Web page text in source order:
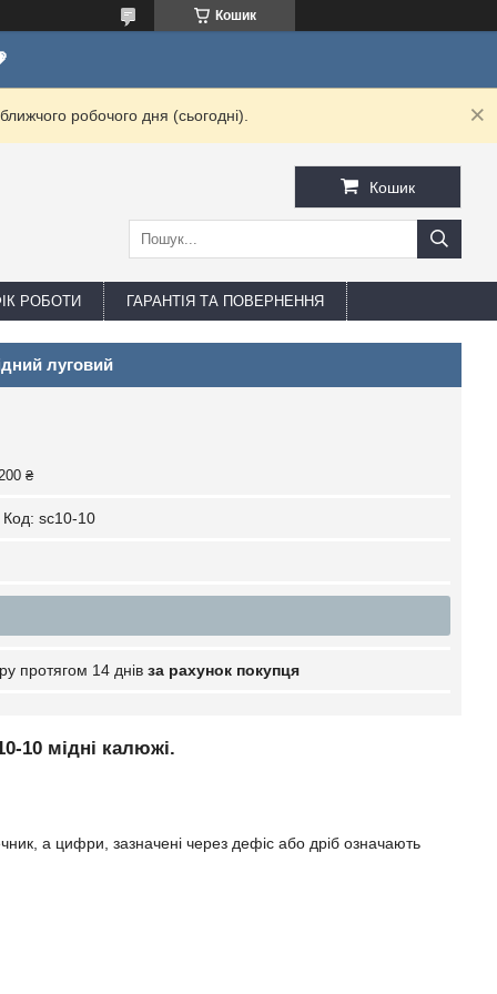
Кошик
робочого дня (сьогодні).
Кошик
РОБОТИ ГАРАНТІЯ ТА ПОВЕРНЕННЯ
луговий
₴
Код: sc10-10
протягом 14 днів за рахунок покупця
10 мідні калюжі.
а цифри, зазначені через дефіс або дріб означають